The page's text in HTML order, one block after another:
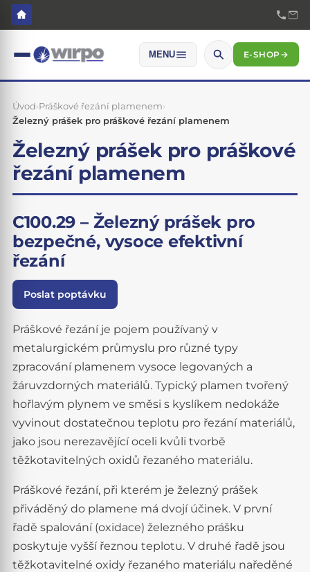
MENU E-SHOP→
Úvod›Práškové řezání plamenem›
Železný prášek pro práškové řezání plamenem
Železný prášek pro práškové
řezání plamenem
C100.29 – Železný prášek pro
bezpečné, vysoce efektivní
řezání
Poslat poptávku
Práškové řezání je pojem používaný v
metalurgickém průmyslu pro různé typy
zpracování plamenem vysoce legovaných a
žáruvzdorných materiálů. Typický plamen tvořený
hořlavým plynem ve směsi s kyslíkem nedokáže
vyvinout dostatečnou teplotu pro řezání materiálů,
jako jsou nerezavějící oceli kvůli tvorbě
těžkotavitelných oxidů řezaného materiálu.
Práškové řezání, při kterém je železný prášek
přiváděný do plamene má dvojí účinek. V první
řadě spalování (oxidace) železného prášku
poskytuje vyšší řeznou teplotu. V druhé řadě jsou
těžkotavitelné oxidy řezaného materiálu naředěné